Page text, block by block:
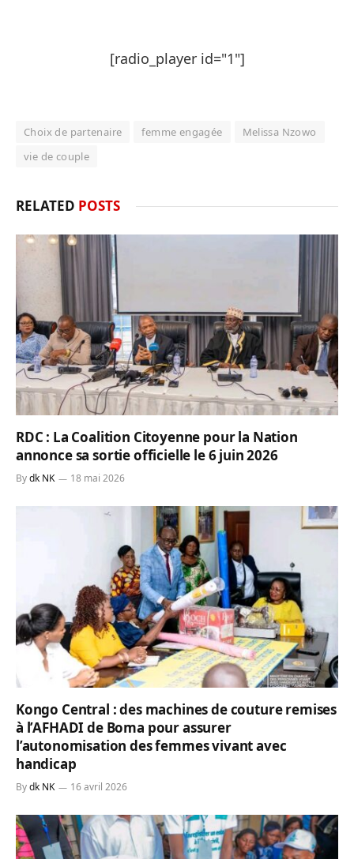
[radio_player id="1"]
Choix de partenaire femme engagée
Melissa Nzowo
vie de couple
RELATED POSTS
RDC : La Coalition Citoyenne pour la Nation
annonce sa sortie officielle le 6 juin 2026
Bydk NK 18 mai 2026
Kongo Central : des machines de couture remises
à l’AFHADI de Boma pour assurer
l’autonomisation des femmes vivant avec
handicap
Bydk NK 16 avril 2026